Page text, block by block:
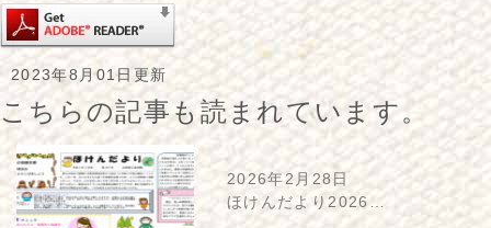
2023年8月01日更新
こちらの記事も読まれています。
2026年2月28日
ほけんだより2026…